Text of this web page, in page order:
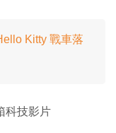
Kitty 戰車落
科技影片